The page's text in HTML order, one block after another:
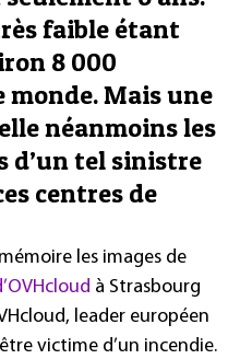
faible étant
8 000
monde. Mais une
néanmoins les
d’un tel sinistre
centres de
les images de
à Strasbourg
leader européen
victime d’un incendie.